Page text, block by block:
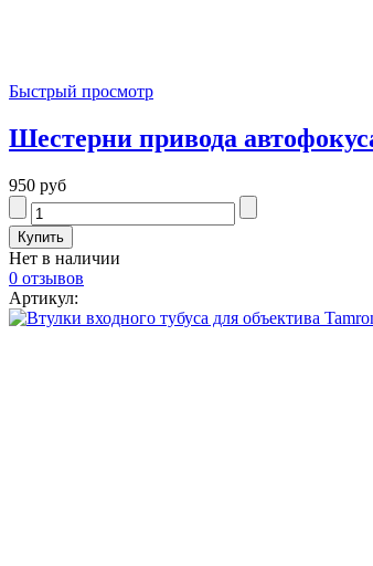
Быстрый просмотр
Шестерни привода
950 руб
Нет в наличии
0 отзывов
Артикул: